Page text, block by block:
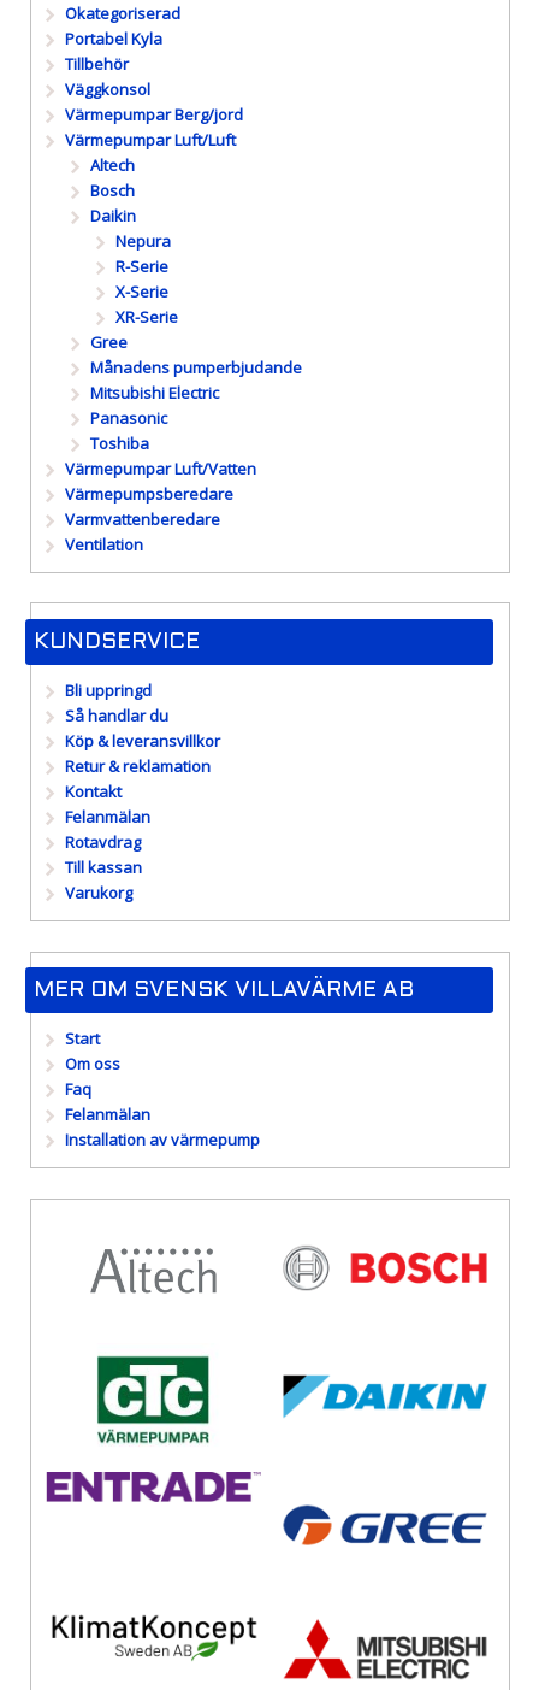
Okategoriserad
Portabel Kyla
Tillbehör
Väggkonsol
Värmepumpar Berg/jord
Värmepumpar Luft/Luft
Altech
Bosch
Daikin
Nepura
R-Serie
X-Serie
XR-Serie
Gree
Månadens pumperbjudande
Mitsubishi Electric
Panasonic
Toshiba
Värmepumpar Luft/Vatten
Värmepumpsberedare
Varmvattenberedare
Ventilation
KUNDSERVICE
Bli uppringd
Så handlar du
Köp & leveransvillkor
Retur & reklamation
Kontakt
Felanmälan
Rotavdrag
Till kassan
Varukorg
MER OM SVENSK VILLAVÄRME AB
Start
Om oss
Faq
Felanmälan
Installation av värmepump